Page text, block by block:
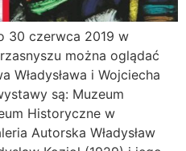
30 czerwca 2019 w
można oglądać
i Wojciecha
są: Muzeum
Historyczne w
Autorska Władysław